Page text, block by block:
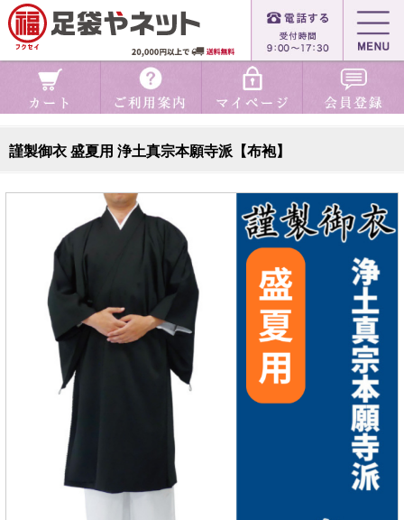
謹製御衣 盛夏用 浄土真宗本願寺派【布袍】